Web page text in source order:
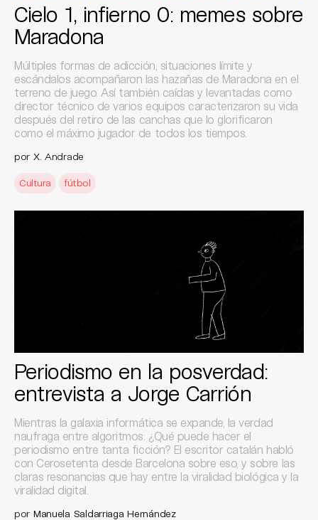
Cielo 1, infierno 0: memes sobre
Maradona
Múltiples formas de adicción, situaciones límite y
escándalos acompañaron las hazañas de Maradona en el
terreno de juego. Así también caídas y levantadas como
director técnico de varios equipos caracterizaron su vida
después del retiro de las canchas que lo glorificaron
como el máximo jugador de todos los tiempos.
por X. Andrade
Cultura fútbol
Periodismo en la posverdad:
entrevista a Jorge Carrión
Mientras la galaxia informática se expande, la verdad
naufraga entre algoritmos. ¿Qué puede hacer el
periodismo entre tanta ficción? El escritor catalán habló
con Cerosetenta desde Barcelona sobre eso, y sobre las
claras resonancias que hay entre la viralidad biológica y la
viralidad digital.
por Manuela Saldarriaga Hernández